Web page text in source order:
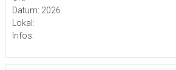
Datum: 2026
Lokal:
Infos: